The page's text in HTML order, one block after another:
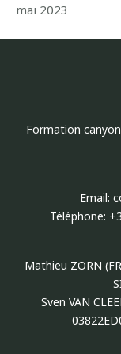
mai 2023
Formation
Email:
Téléphone:
Mathieu ZORN
Sven VAN